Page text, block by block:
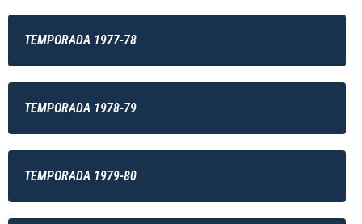
TEMPORADA 1977-78
TEMPORADA 1978-79
TEMPORADA 1979-80